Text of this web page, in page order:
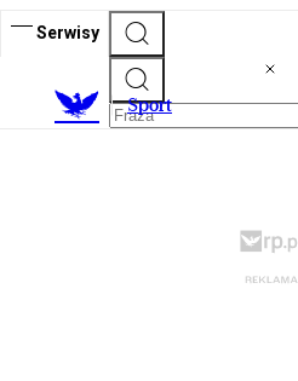
Serwisy
Sport